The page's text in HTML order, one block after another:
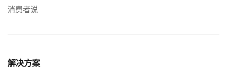
消费者说
解决方案